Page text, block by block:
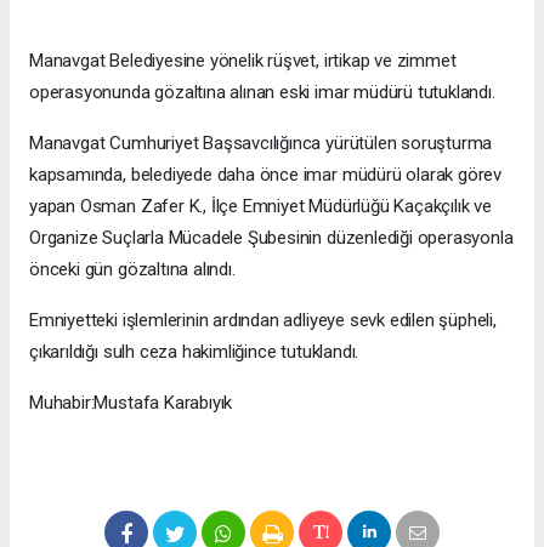
Manavgat Belediyesine yönelik rüşvet, irtikap ve zimmet
operasyonunda gözaltına alınan eski imar müdürü tutuklandı.
Manavgat Cumhuriyet Başsavcılığınca yürütülen soruşturma
kapsamında, belediyede daha önce imar müdürü olarak görev
yapan Osman Zafer K., İlçe Emniyet Müdürlüğü Kaçakçılık ve
Organize Suçlarla Mücadele Şubesinin düzenlediği operasyonla
önceki gün gözaltına alındı.
Emniyetteki işlemlerinin ardından adliyeye sevk edilen şüpheli,
çıkarıldığı sulh ceza hakimliğince tutuklandı.
Muhabir:Mustafa Karabıyık